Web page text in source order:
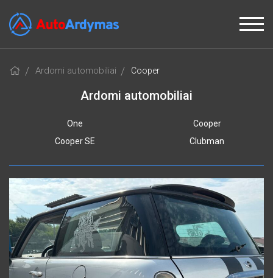
Ardomi automobiliai Cooper
Ardomi automobiliai
One
Cooper
Cooper SE
Clubman